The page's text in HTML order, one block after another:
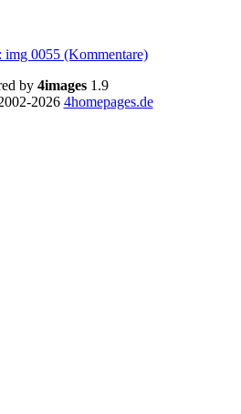
by 4images 1.9
2026 4homepages.de